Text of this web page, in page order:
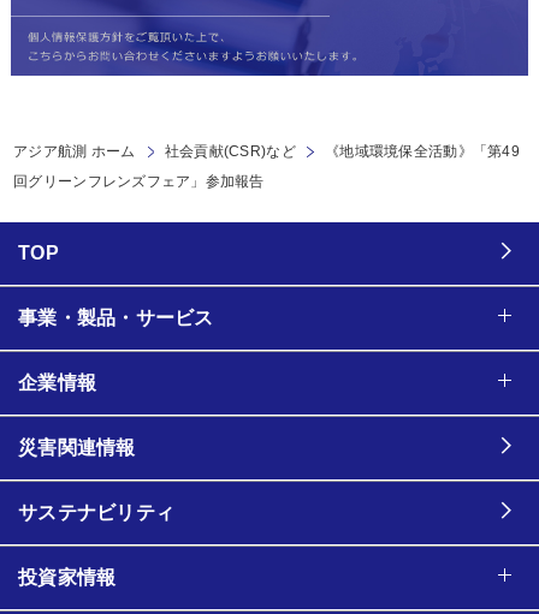
アジア航測 ホーム 社会貢献(CSR)など
《地域環境保全活動》「第49
回グリーンフレンズフェア」参加報告
TOP
事業・製品・サービス
企業情報
災害関連情報
サステナビリティ
投資家情報